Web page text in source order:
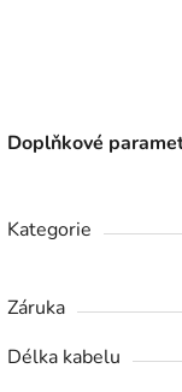
Doplňkové
Kategorie
Záruka
Délka kabelu